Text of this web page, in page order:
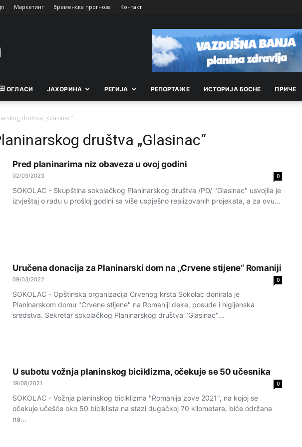
Маркетинг Временска прогноза Контакт
ОГЛАСИ ЈАХОРИНА РEГИЈА РEПОРТАЖE ИСТОРИЈА БОСНЕ ПРИЧЕ
društva „Glasinac“
društva „Glasinac“
Pred planinarima niz obaveza u ovoj godini
02/03/2023 0
SOKOLAC - Skupština sokolačkog Planinarskog društva /PD/ "Glasinac" usvojila je
izvještaj o radu u prošloj godini sa više uspješno realizovanih projekata, a za ovu...
Uručena donacija za Planinarski dom na „Crvene stijene“ Romaniji
09/03/2022 0
SOKOLAC - Opštinska organizacija Crvenog krsta Sokolac donirala je
Planinarskom domu "Crvene stijene" na Romaniji deke, posuđe i higijenska
sredstva. Sekretar sokolačkog Planinarskog društva "Glasinac"...
U subotu vožnja planinskog biciklizma, očekuje se 50 učesnika
19/08/2021 0
SOKOLAC - Vožnja planinskog biciklizma "Romanija zove 2021", na kojoj se
očekuje učešće oko 50 biciklista na stazi dugačkoj 70 kilometara, biće održana
na...